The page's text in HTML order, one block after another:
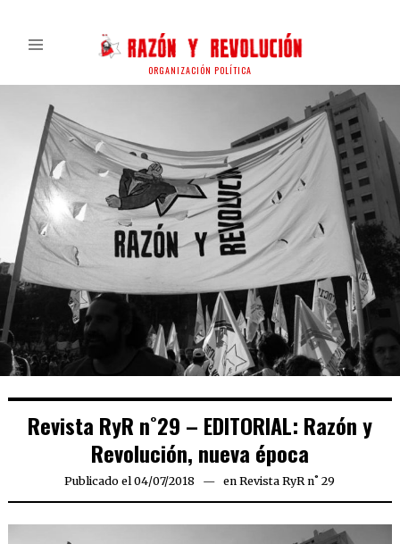
ORGANIZACIÓN POLÍTICA
Revista RyR n˚29 – EDITORIAL: Razón y
Revolución, nueva época
Publicado el 04/07/2018 en Revista RyR n˚ 29